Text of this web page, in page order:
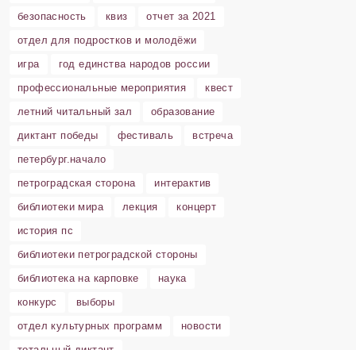
безопасность
квиз
отчет за 2021
отдел для подростков и молодёжи
игра
год единства народов россии
профессиональные мероприятия
квест
летний читальный зал
образование
диктант победы
фестиваль
встреча
петербург.начало
петроградская сторона
интерактив
библиотеки мира
лекция
концерт
история пс
библиотеки петроградской стороны
библиотека на карповке
наука
конкурс
выборы
отдел культурных программ
новости